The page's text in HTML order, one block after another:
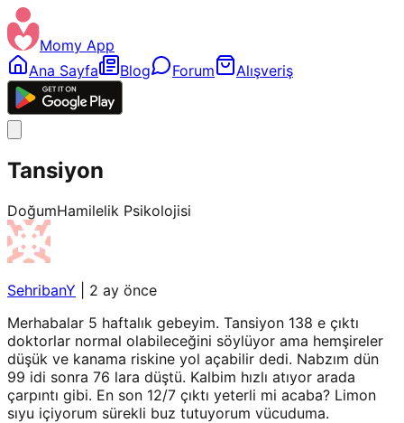
Momy App
Ana Sayfa
Blog Forum Alışveriş
Tansiyon
DoğumHamilelik Psikolojisi
SehribanY
2 ay önce
Merhabalar 5 haftalık gebeyim. Tansiyon 138 e çıktı
doktorlar normal olabileceğini söylüyor ama hemşireler
düşük ve kanama riskine yol açabilir dedi. Nabzım dün
99 idi sonra 76 lara düştü. Kalbim hızlı atıyor arada
çarpıntı gibi. En son 12/7 çıktı yeterli mi acaba? Limon
sıyu içiyorum sürekli buz tutuyorum vücuduma.